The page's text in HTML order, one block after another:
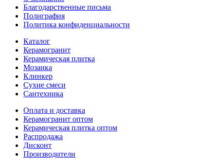
Благодарственные письма
Полиграфия
Политика конфиденциальности
Каталог
Керамогранит
Керамическая плитка
Мозаика
Клинкер
Сухие смеси
Сантехника
Оплата и доставка
Керамогранит оптом
Керамическая плитка оптом
Распродажа
Дисконт
Производители